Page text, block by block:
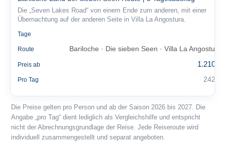
Die „Seven Lakes Road“ von einem Ende zum anderen, mit einer
Übernachtung auf der anderen Seite in Villa La Angostura.
Tage
Route Bariloche · Die sieben Seen · Villa La Angostura
Preis ab 1.210 €
Pro Tag 242 €
Die Preise gelten pro Person und ab der Saison 2026 bis 2027. Die
Angabe „pro Tag“ dient lediglich als Vergleichshilfe und entspricht
nicht der Abrechnungsgrundlage der Reise. Jede Reiseroute wird
individuell zusammengestellt und separat angeboten.